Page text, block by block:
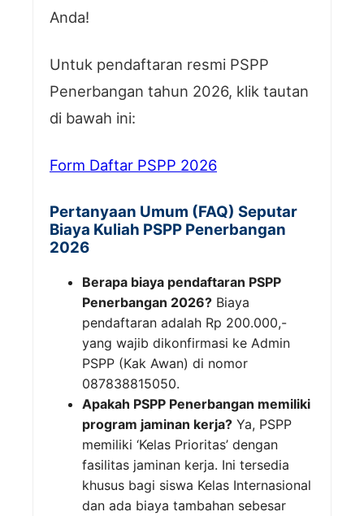
Anda!
Untuk pendaftaran resmi PSPP
Penerbangan tahun 2026, klik tautan
di bawah ini:
Form Daftar PSPP 2026
Pertanyaan Umum (FAQ) Seputar
Biaya Kuliah PSPP Penerbangan
2026
Berapa biaya pendaftaran PSPP
Penerbangan 2026? Biaya
pendaftaran adalah Rp 200.000,-
yang wajib dikonfirmasi ke Admin
PSPP (Kak Awan) di nomor
087838815050.
Apakah PSPP Penerbangan memiliki
program jaminan kerja? Ya, PSPP
memiliki ‘Kelas Prioritas’ dengan
fasilitas jaminan kerja. Ini tersedia
khusus bagi siswa Kelas Internasional
dan ada biaya tambahan sebesar